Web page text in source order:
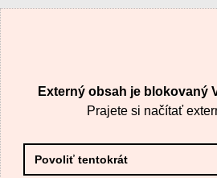
VAŠA OTÁZKA K PRODUKTU
Externý obsah je blokovaný
Prajete si načítať
Povoliť tentokrát